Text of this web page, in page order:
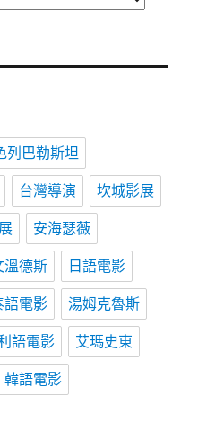
列巴勒斯坦
台灣導演 坎城影展
安海瑟薇
溫德斯 日語電影
語電影 湯姆克魯斯
語電影 艾瑪史東
韓語電影